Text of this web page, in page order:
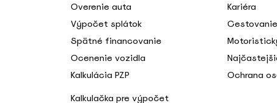
Overenie auta
Výpočet splátok
Spätné financovanie
Ocenenie vozidla
Kalkulácia PZP
Kariéra
Cestovanie
Ochrana
Kalkulačka pre výpočet